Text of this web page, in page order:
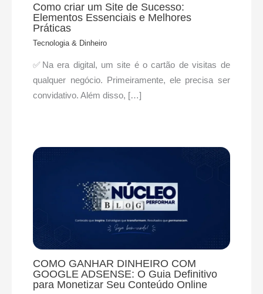
Como criar um Site de Sucesso:
Elementos Essenciais e Melhores
Práticas
Tecnologia & Dinheiro
✅Na era digital, um site é o cartão de visitas de
qualquer negócio. Primeiramente, ele precisa ser
convidativo. Além disso, […]
COMO GANHAR DINHEIRO COM
GOOGLE ADSENSE: O Guia Definitivo
para Monetizar Seu Conteúdo Online